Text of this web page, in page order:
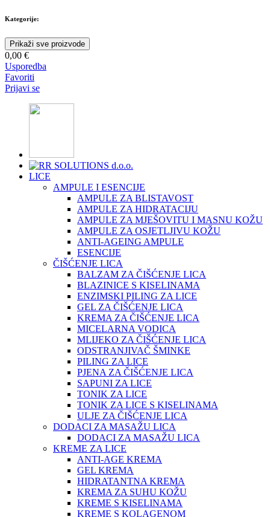
Kategorije:
Prikaži sve proizvode
0,00 €
Usporedba
Favoriti
Prijavi se
LICE
AMPULE I ESENCIJE
AMPULE ZA BLISTAVOST
AMPULE ZA HIDRATACIJU
AMPULE ZA MJEŠOVITU I MASNU KOŽU
AMPULE ZA OSJETLJIVU KOŽU
ANTI-AGEING AMPULE
ESENCIJE
ČIŠĆENJE LICA
BALZAM ZA ČIŠĆENJE LICA
BLAZINICE S KISELINAMA
ENZIMSKI PILING ZA LICE
GEL ZA ČIŠĆENJE LICA
KREMA ZA ČIŠĆENJE LICA
MICELARNA VODICA
MLIJEKO ZA ČIŠĆENJE LICA
ODSTRANJIVAČ ŠMINKE
PILING ZA LICE
PJENA ZA ČIŠĆENJE LICA
SAPUNI ZA LICE
TONIK ZA LICE
TONIK ZA LICE S KISELINAMA
ULJE ZA ČIŠĆENJE LICA
DODACI ZA MASAŽU LICA
DODACI ZA MASAŽU LICA
KREME ZA LICE
ANTI-AGE KREMA
GEL KREMA
HIDRATANTNA KREMA
KREMA ZA SUHU KOŽU
KREME S KISELINAMA
KREME S KOLAGENOM